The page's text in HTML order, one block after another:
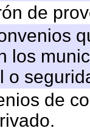
de
los
o
de